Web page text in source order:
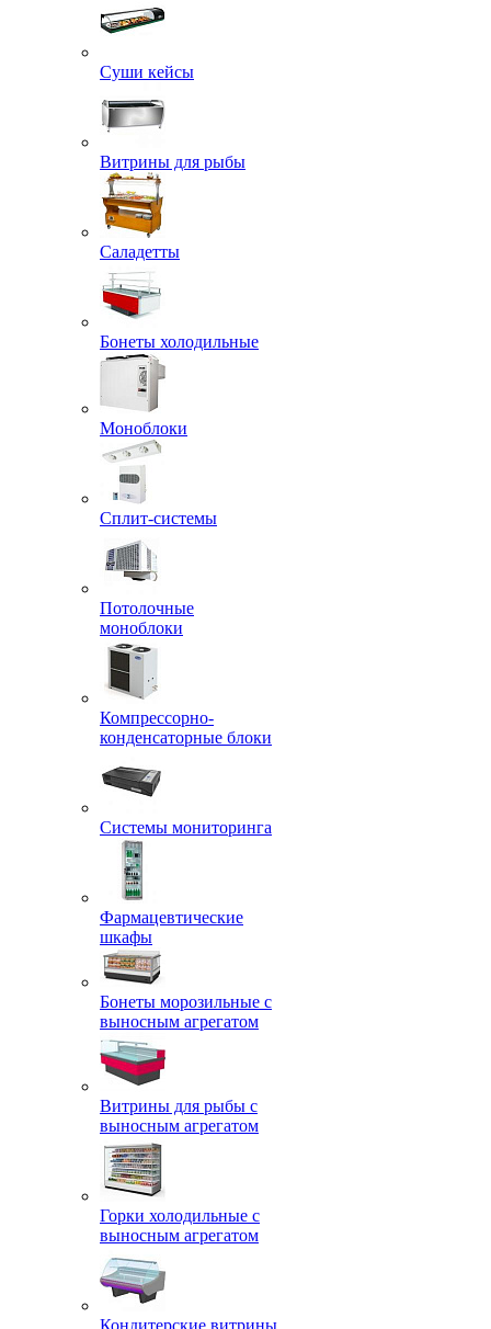
Суши кейсы
Витрины для рыбы
Саладетты
Бонеты холодильные
Моноблоки
Сплит-системы
Потолочные
моноблоки
Компрессорно-
конденсаторные блоки
Системы мониторинга
Фармацевтические
шкафы
Бонеты морозильные с
выносным агрегатом
Витрины для рыбы с
выносным агрегатом
Горки холодильные с
выносным агрегатом
Кондитерские витрины